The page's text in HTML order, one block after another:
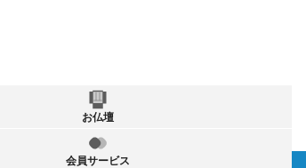
お仏壇
会員サービス